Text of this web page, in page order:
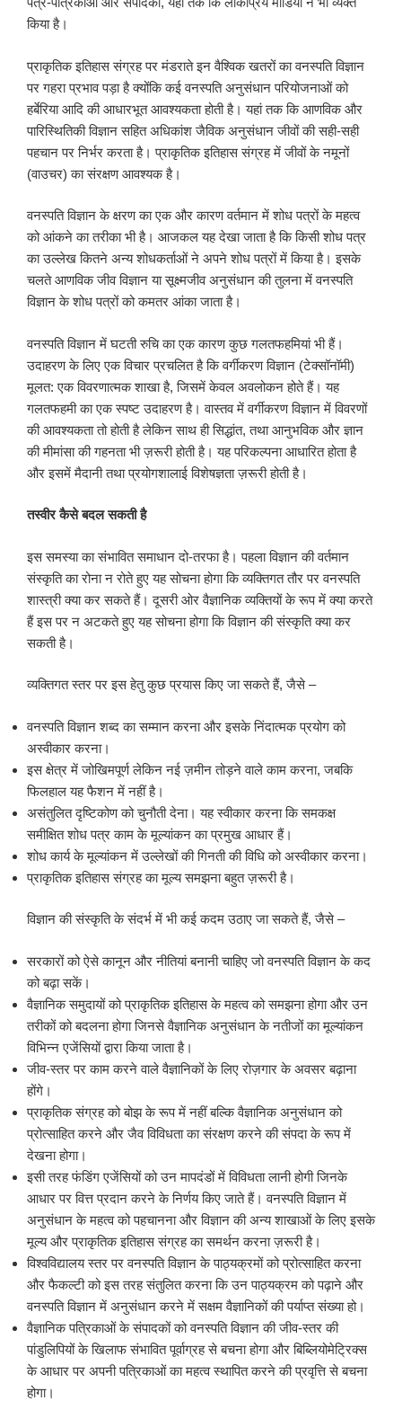
किया है।
प्राकृतिक इतिहास संग्रह पर मंडराते इन वैश्विक खतरों का वनस्पति विज्ञान
पर गहरा प्रभाव पड़ा है क्योंकि कई वनस्पति अनुसंधान परियोजनाओं को
हर्बेरिया आदि की आधारभूत आवश्यकता होती है। यहां तक कि आणविक और
पारिस्थितिकी विज्ञान सहित अधिकांश जैविक अनुसंधान जीवों की सही-सही
पहचान पर निर्भर करता है। प्राकृतिक इतिहास संग्रह में जीवों के नमूनों
(वाउचर) का संरक्षण आवश्यक है।
वनस्पति विज्ञान के क्षरण का एक और कारण वर्तमान में शोध पत्रों के महत्व
को आंकने का तरीका भी है। आजकल यह देखा जाता है कि किसी शोध पत्र
का उल्लेख कितने अन्य शोधकर्ताओं ने अपने शोध पत्रों में किया है। इसके
चलते आणविक जीव विज्ञान या सूक्ष्मजीव अनुसंधान की तुलना में वनस्पति
विज्ञान के शोध पत्रों को कमतर आंका जाता है।
वनस्पति विज्ञान में घटती रुचि का एक कारण कुछ गलतफहमियां भी हैं।
उदाहरण के लिए एक विचार प्रचलित है कि वर्गीकरण विज्ञान (टेक्सॉनॉमी)
मूलत: एक विवरणात्मक शाखा है, जिसमें केवल अवलोकन होते हैं। यह
गलतफहमी का एक स्पष्ट उदाहरण है। वास्तव में वर्गीकरण विज्ञान में विवरणों
की आवश्यकता तो होती है लेकिन साथ ही सिद्धांत, तथा आनुभविक और ज्ञान
की मीमांसा की गहनता भी ज़रूरी होती है। यह परिकल्पना आधारित होता है
और इसमें मैदानी तथा प्रयोगशालाई विशेषज्ञता ज़रूरी होती है।
तस्वीर कैसे बदल सकती है
इस समस्या का संभावित समाधान दो-तरफा है। पहला विज्ञान की वर्तमान
संस्कृति का रोना न रोते हुए यह सोचना होगा कि व्यक्तिगत तौर पर वनस्पति
शास्त्री क्या कर सकते हैं। दूसरी ओर वैज्ञानिक व्यक्तियों के रूप में क्या करते
हैं इस पर न अटकते हुए यह सोचना होगा कि विज्ञान की संस्कृति क्या कर
सकती है।
व्यक्तिगत स्तर पर इस हेतु कुछ प्रयास किए जा सकते हैं, जैसे –
वनस्पति विज्ञान शब्द का सम्मान करना और इसके निंदात्मक प्रयोग को
अस्वीकार करना।
इस क्षेत्र में जोखिमपूर्ण लेकिन नई ज़मीन तोड़ने वाले काम करना, जबकि
फिलहाल यह फैशन में नहीं है।
असंतुलित दृष्टिकोण को चुनौती देना। यह स्वीकार करना कि समकक्ष
समीक्षित शोध पत्र काम के मूल्यांकन का प्रमुख आधार हैं।
शोध कार्य के मूल्यांकन में उल्लेखों की गिनती की विधि को अस्वीकार करना।
प्राकृतिक इतिहास संग्रह का मूल्य समझना बहुत ज़रूरी है।
विज्ञान की संस्कृति के संदर्भ में भी कई कदम उठाए जा सकते हैं, जैसे –
सरकारों को ऐसे कानून और नीतियां बनानी चाहिए जो वनस्पति विज्ञान के कद
को बढ़ा सकें।
वैज्ञानिक समुदायों को प्राकृतिक इतिहास के महत्व को समझना होगा और उन
तरीकों को बदलना होगा जिनसे वैज्ञानिक अनुसंधान के नतीजों का मूल्यांकन
विभिन्न एजेंसियों द्वारा किया जाता है।
जीव-स्तर पर काम करने वाले वैज्ञानिकों के लिए रोज़गार के अवसर बढ़ाना
होंगे।
प्राकृतिक संग्रह को बोझ के रूप में नहीं बल्कि वैज्ञानिक अनुसंधान को
प्रोत्साहित करने और जैव विविधता का संरक्षण करने की संपदा के रूप में
देखना होगा।
इसी तरह फंडिंग एजेंसियों को उन मापदंडों में विविधता लानी होगी जिनके
आधार पर वित्त प्रदान करने के निर्णय किए जाते हैं। वनस्पति विज्ञान में
अनुसंधान के महत्व को पहचानना और विज्ञान की अन्य शाखाओं के लिए इसके
मूल्य और प्राकृतिक इतिहास संग्रह का समर्थन करना ज़रूरी है।
विश्वविद्यालय स्तर पर वनस्पति विज्ञान के पाठ्यक्रमों को प्रोत्साहित करना
और फैकल्टी को इस तरह संतुलित करना कि उन पाठ्यक्रम को पढ़ाने और
वनस्पति विज्ञान में अनुसंधान करने में सक्षम वैज्ञानिकों की पर्याप्त संख्या हो।
वैज्ञानिक पत्रिकाओं के संपादकों को वनस्पति विज्ञान की जीव-स्तर की
पांडुलिपियों के खिलाफ संभावित पूर्वाग्रह से बचना होगा और बिब्लियोमेट्रिक्स
के आधार पर अपनी पत्रिकाओं का महत्व स्थापित करने की प्रवृत्ति से बचना
होगा।